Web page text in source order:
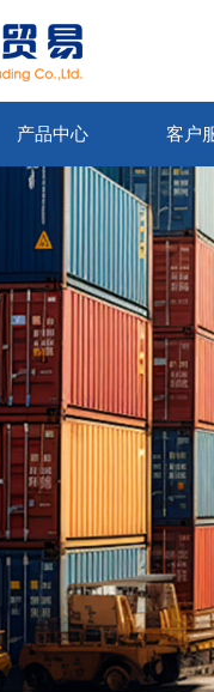
产品中心 客户